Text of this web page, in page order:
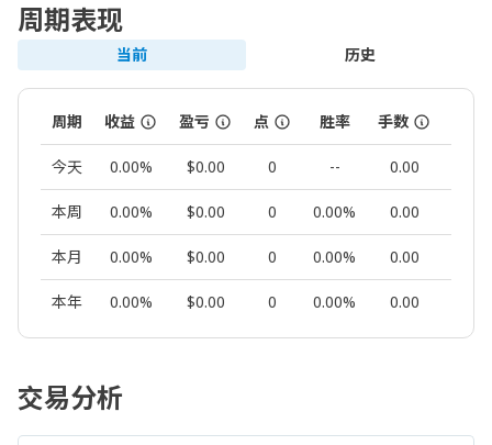
周期表现
当前 历史
周期 收益 盈亏 点 胜率 手数
今天 0.00% $0.00 0 -- 0.00
本周 0.00% $0.00 0 0.00% 0.00
本月 0.00% $0.00 0 0.00% 0.00
本年 0.00% $0.00 0 0.00% 0.00
交易分析